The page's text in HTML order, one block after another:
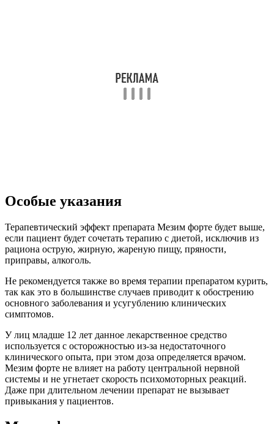
Особые указания
Терапевтический эффект препарата Мезим форте будет выше,
если пациент будет сочетать терапию с диетой, исключив из
рациона острую, жирную, жареную пищу, пряности,
приправы, алкоголь.
Не рекомендуется также во время терапии препаратом курить,
так как это в большинстве случаев приводит к обострению
основного заболевания и усугублению клинических
симптомов.
У лиц младше 12 лет данное лекарственное средство
используется с осторожностью из-за недостаточного
клинического опыта, при этом доза определяется врачом.
Мезим форте не влияет на работу центральной нервной
системы и не угнетает скорость психомоторных реакций.
Даже при длительном лечении препарат не вызывает
привыкания у пациентов.